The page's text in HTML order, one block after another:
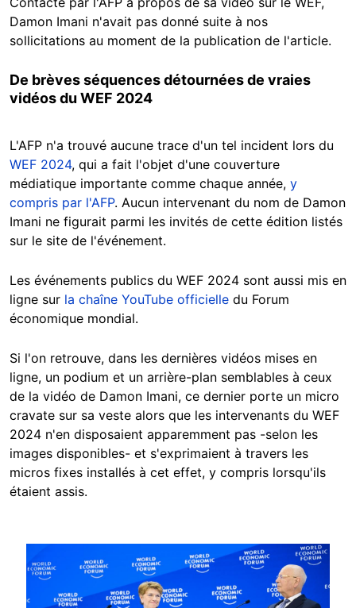
Damon Imani n'avait pas donné suite à nos
sollicitations au moment de la publication de l'article.
De brèves séquences détournées de vraies
vidéos du WEF 2024
L'AFP n'a trouvé aucune trace d'un tel incident lors du
WEF 2024, qui a fait l'objet d'une couverture
médiatique importante comme chaque année, y
compris par l'AFP. Aucun intervenant du nom de Damon
Imani ne figurait parmi les invités de cette édition listés
sur le site de l'événement.
Les événements publics du WEF 2024 sont aussi mis en
ligne sur la chaîne YouTube officielle du Forum
économique mondial.
Si l'on retrouve, dans les dernières vidéos mises en
ligne, un podium et un arrière-plan semblables à ceux
de la vidéo de Damon Imani, ce dernier porte un micro
cravate sur sa veste alors que les intervenants du WEF
2024 n'en disposaient apparemment pas -selon les
images disponibles- et s'exprimaient à travers les
micros fixes installés à cet effet, y compris lorsqu'ils
étaient assis.